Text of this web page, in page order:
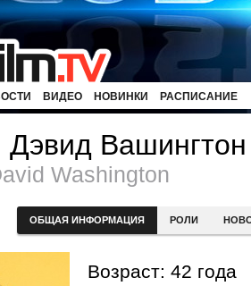
ВИДЕО НОВИНКИ РАСПИСАНИЕ
Вашингтон
Washington
ОБЩАЯ ИНФОРМАЦИЯ РОЛИ
Возраст: 42 года